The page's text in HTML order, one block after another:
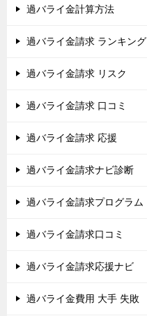
過バライ金計算方法
過バライ金請求 ランキング
過バライ金請求 リスク
過バライ金請求 口コミ
過バライ金請求 応援
過バライ金請求ナビ診断
過バライ金請求プログラム
過バライ金請求口コミ
過バライ金請求応援ナビ
過バライ金費用 大手 失敗